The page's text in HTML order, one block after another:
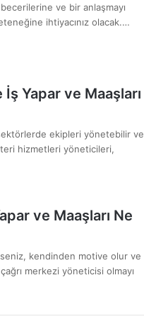
ve bir anlaşmayı
ihtiyacınız olacak.…
Yapar ve Maaşları
ekipleri yönetebilir ve
hizmetleri yöneticileri,
ve Maaşları Ne
kendinden motive olur ve
merkezi yöneticisi olmayı